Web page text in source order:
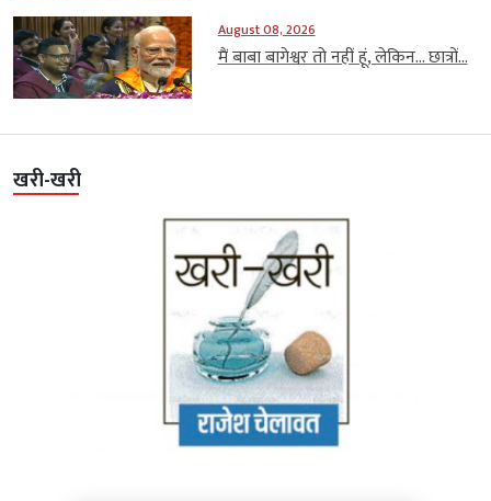
August 08, 2026
मैं बाबा बागेश्वर तो नहीं हूं, लेकिन… छात्रों...
खरी-खरी